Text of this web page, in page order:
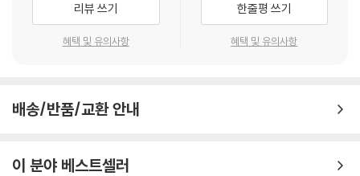
리뷰 쓰기
혜택 및 유의사항
한줄평 쓰기
혜택 및 유의사항
배송/반품/교환 안내
이 분야 베스트셀러